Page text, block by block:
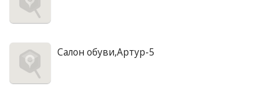
Салон обуви,Артур-5